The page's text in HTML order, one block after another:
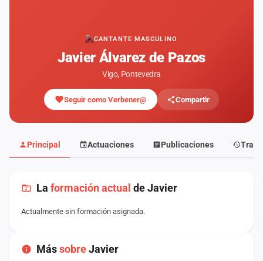
CANTANTE MASCULINO
Javier Álvarez de Pazos
Vigo, Pontevedra
Seguir como Verbener@ Compartir
Principal Actuaciones Publicaciones
La formación actual de Javier
Actualmente sin formación asignada.
MássobreJavier
Anuncios
sesión
Crear
cuenta